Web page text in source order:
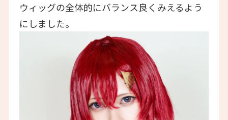
ウィッグの全体的にバランス良くみえるよう
にしました。